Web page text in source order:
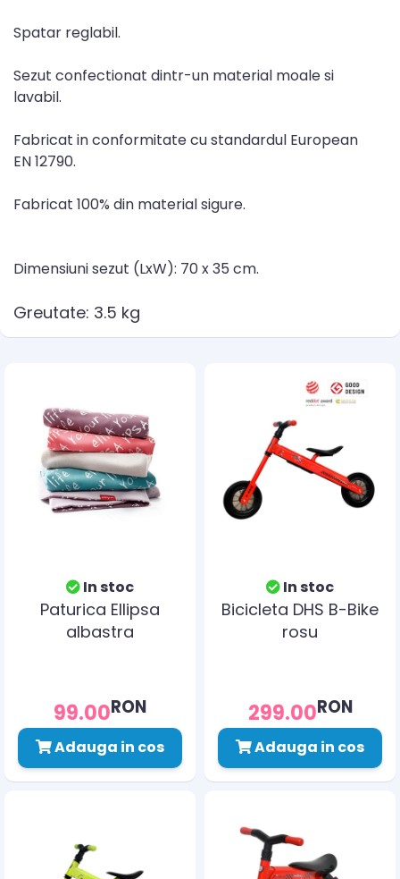
Spatar reglabil.
Sezut confectionat dintr-un material moale si
lavabil.
Fabricat in conformitate cu standardul European
EN 12790.
Fabricat 100% din material sigure.
Dimensiuni sezut (LxW): 70 x 35 cm.
Greutate: 3.5 kg
In stoc
Paturica Ellipsa
albastra
99.00RON
Adauga in cos
In stoc
Bicicleta DHS B-Bike
rosu
299.00RON
Adauga in cos